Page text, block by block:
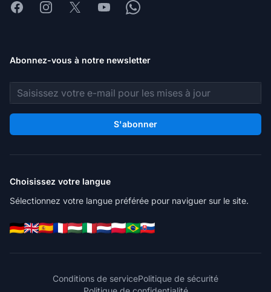
FacebookInstagram
X YoutubeWhatsapp
Abonnez-vous à notre newsletter
Adresse e-mail
S'abonner
Choisissez votre langue
Sélectionnez votre langue préférée pour naviguer sur le site.
Conditions de servicePolitique de sécurité